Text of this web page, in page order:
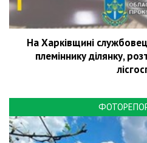
На Харківщині
племіннику ділянку,